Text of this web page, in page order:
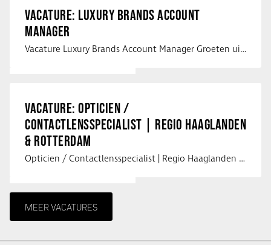
VACATURE: LUXURY BRANDS ACCOUNT
MANAGER
Vacature Luxury Brands Account Manager Groeten uit Spanje! Vanaf mijn …
VACATURE: OPTICIEN /
CONTACTLENSSPECIALIST | REGIO HAAGLANDEN
& ROTTERDAM
Opticien / Contactlensspecialist | Regio Haaglanden & Rotterdam Saludos uit …
MEER VACATURES